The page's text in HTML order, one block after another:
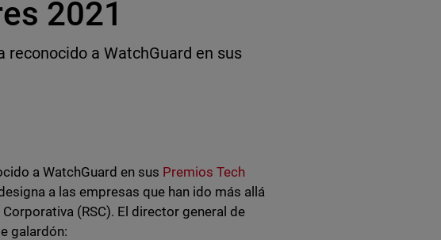
2021
reconocido a WatchGuard en sus
a WatchGuard en sus Premios Tech
a las empresas que han ido más allá
(RSC). El director general de
galardón: